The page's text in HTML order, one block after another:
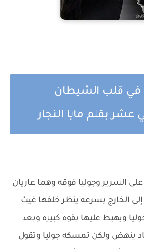
في قلب الشيطان
عشر بقلم مايا النجار
السرير وجوليا فوقه وهما عاريان
الخارج بسرعه ينظر خلفها غيث
ويهبط عليها بقوه كبيره وبعد
ينهض ولكن تمسكه جوليا وتقول